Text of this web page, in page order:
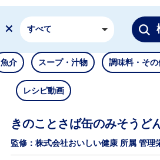
すべて
魚介 スープ・汁物 調味料・そ
レシピ動画
きのことさば缶のみそうど
監修：株式会社おいしい健康 所属 管理